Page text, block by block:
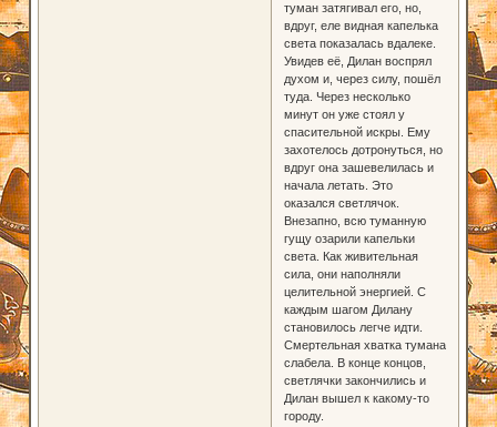
туман затягивал его, но,
вдруг, еле видная капелька
света показалась вдалеке.
Увидев её, Дилан воспрял
духом и, через силу, пошёл
туда. Через несколько
минут он уже стоял у
спасительной искры. Ему
захотелось дотронуться, но
вдруг она зашевелилась и
начала летать. Это
оказался светлячок.
Внезапно, всю туманную
гущу озарили капельки
света. Как живительная
сила, они наполняли
целительной энергией. С
каждым шагом Дилану
становилось легче идти.
Смертельная хватка тумана
слабела. В конце концов,
светлячки закончились и
Дилан вышел к какому-то
городу.